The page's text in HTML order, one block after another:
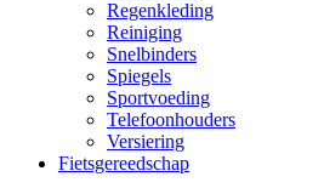
Regenkleding
Reiniging
Snelbinders
Spiegels
Sportvoeding
Telefoonhouders
Versiering
Fietsgereedschap